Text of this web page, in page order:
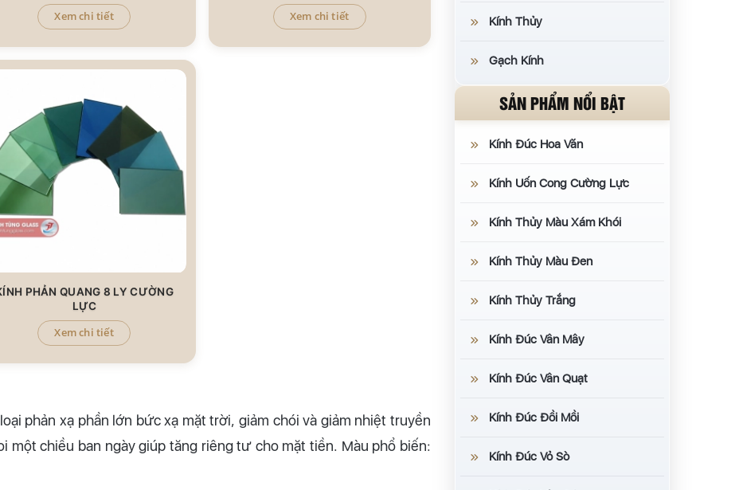
Xem chi tiết Xem chi tiết
PHẢN QUANG 8 LY CƯỜNG
LỰC
Xem chi tiết
phản xạ phần lớn bức xạ mặt trời, giảm chói và giảm nhiệt truyền
chiều ban ngày giúp tăng riêng tư cho mặt tiền. Màu phổ biến:
Kính Thủy
Gạch Kính
SẢN PHẨM NỔI BẬT
Kính Đúc Hoa Văn
Kính Uốn Cong Cường Lực
Kính Thủy Màu Xám Khói
Kính Thủy Màu Đen
Kính Thủy Trắng
Kính Đúc Vân Mây
Kính Đúc Vân Quạt
Kính Đúc Đồi Mồi
Kính Đúc Vỏ Sò